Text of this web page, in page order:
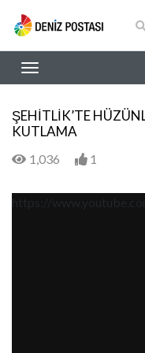
ŞEHİTLİK’TE
KUTLAMA
1,036 1
https://